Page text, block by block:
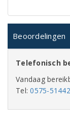
Beoordelingen
Telefonisch
Vandaag
Tel:0575-